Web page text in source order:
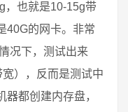
，也就是10-15g带
40G的网卡。非常
况下，测试出来
），反而是测试中
都创建内存盘，